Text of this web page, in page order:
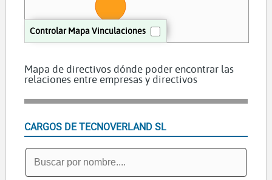
Controlar Mapa Vinculaciones
KITTLINK EQQE SA
Mapa de directivos dónde poder encontrar las
relaciones entre empresas y directivos
CARGOS DE TECNOVERLAND SL